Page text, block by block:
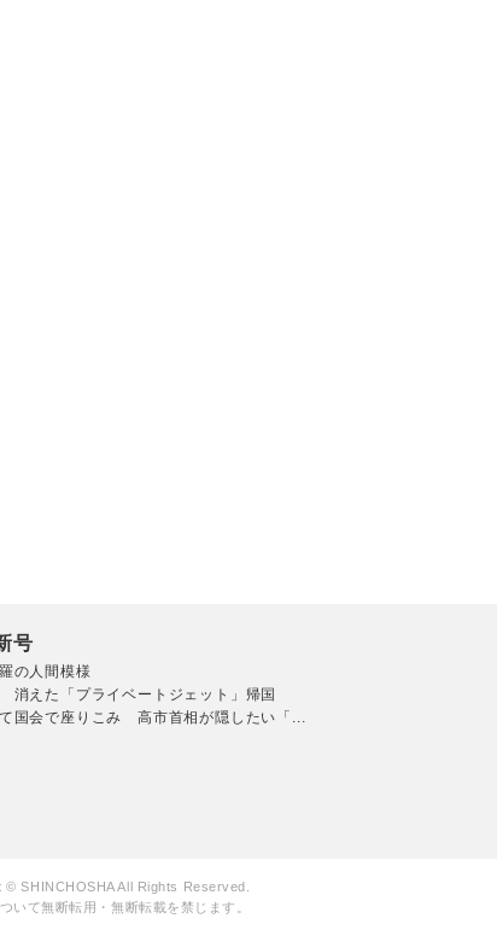
号
の人間模様
消えた「プライベートジェット」帰国
国会で座りこみ 高市首相が隠したい「...
© SHINCHOSHA All Rights Reserved.
いて無断転用・無断転載を禁じます。